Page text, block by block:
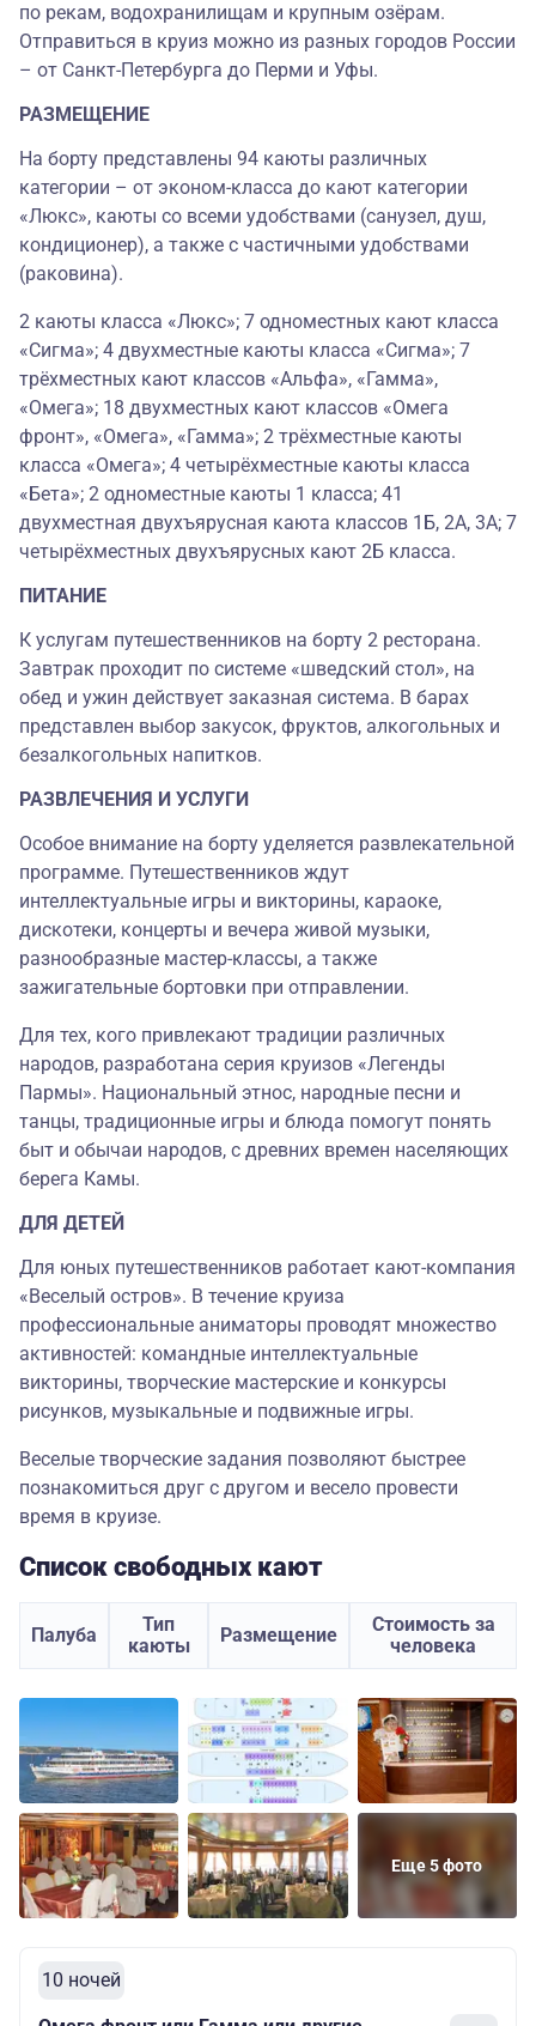
по рекам, водохранилищам и крупным озёрам.
Отправиться в круиз можно из разных городов России
– от Санкт-Петербурга до Перми и Уфы.
РАЗМЕЩЕНИЕ
На борту представлены 94 каюты различных
категории – от эконом-класса до кают категории
«Люкс», каюты со всеми удобствами (санузел, душ,
кондиционер), а также с частичными удобствами
(раковина).
2 каюты класса «Люкс»; 7 одноместных кают класса
«Сигма»; 4 двухместные каюты класса «Сигма»; 7
трёхместных кают классов «Альфа», «Гамма»,
«Омега»; 18 двухместных кают классов «Омега
фронт», «Омега», «Гамма»; 2 трёхместные каюты
класса «Омега»; 4 четырёхместные каюты класса
«Бета»; 2 одноместные каюты 1 класса; 41
двухместная двухъярусная каюта классов 1Б, 2А, 3А; 7
четырёхместных двухъярусных кают 2Б класса.
ПИТАНИЕ
К услугам путешественников на борту 2 ресторана.
Завтрак проходит по системе «шведский стол», на
обед и ужин действует заказная система. В барах
представлен выбор закусок, фруктов, алкогольных и
безалкогольных напитков.
РАЗВЛЕЧЕНИЯ И УСЛУГИ
Особое внимание на борту уделяется развлекательной
программе. Путешественников ждут
интеллектуальные игры и викторины, караоке,
дискотеки, концерты и вечера живой музыки,
разнообразные мастер-классы, а также
зажигательные бортовки при отправлении.
Для тех, кого привлекают традиции различных
народов, разработана серия круизов «Легенды
Пармы». Национальный этнос, народные песни и
танцы, традиционные игры и блюда помогут понять
быт и обычаи народов, с древних времен населяющих
берега Камы.
ДЛЯ ДЕТЕЙ
Для юных путешественников работает кают-компания
«Веселый остров». В течение круиза
профессиональные аниматоры проводят множество
активностей: командные интеллектуальные
викторины, творческие мастерские и конкурсы
рисунков, музыкальные и подвижные игры.
Веселые творческие задания позволяют быстрее
познакомиться друг с другом и весело провести
время в круизе.
Список свободных кают
Палуба
Тип
каюты
Размещение
Стоимость за
человека
Еще 5 фото
10 ночей